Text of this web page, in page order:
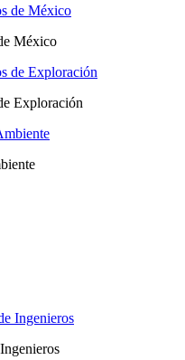
México
Exploración